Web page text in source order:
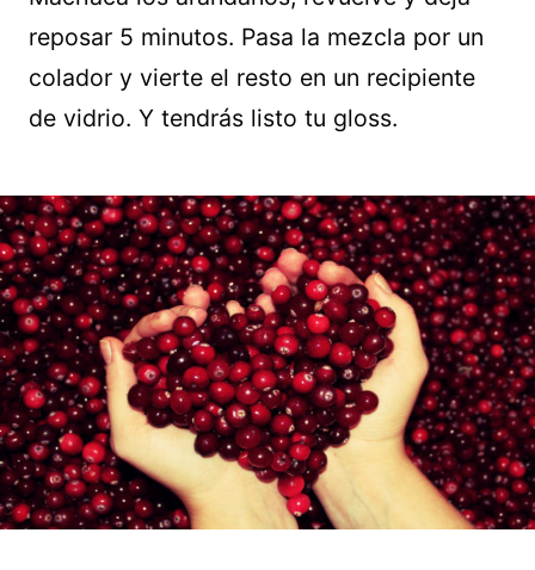
reposar 5 minutos. Pasa la mezcla por un
colador y vierte el resto en un recipiente
de vidrio. Y tendrás listo tu gloss.